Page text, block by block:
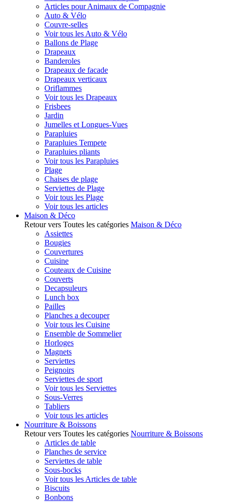
Articles pour Animaux de Compagnie
Auto & Vélo
Couvre-selles
Voir tous les Auto & Vélo
Ballons de Plage
Drapeaux
Banderoles
Drapeaux de facade
Drapeaux verticaux
Oriflammes
Voir tous les Drapeaux
Frisbees
Jardin
Jumelles et Longues-Vues
Parapluies
Parapluies Tempete
Parapluies pliants
Voir tous les Parapluies
Plage
Chaises de plage
Serviettes de Plage
Voir tous les Plage
Voir tous les articles
Maison & Déco
Retour vers Toutes les catégories Maison & Déco
Assiettes
Bougies
Couvertures
Cuisine
Couteaux de Cuisine
Couverts
Decapsuleurs
Lunch box
Pailles
Planches a decouper
Voir tous les Cuisine
Ensemble de Sommelier
Horloges
Magnets
Serviettes
Peignoirs
Serviettes de sport
Voir tous les Serviettes
Sous-Verres
Tabliers
Voir tous les articles
Nourriture & Boissons
Retour vers Toutes les catégories Nourriture & Boissons
Articles de table
Planches de service
Serviettes de table
Sous-bocks
Voir tous les Articles de table
Biscuits
Bonbons